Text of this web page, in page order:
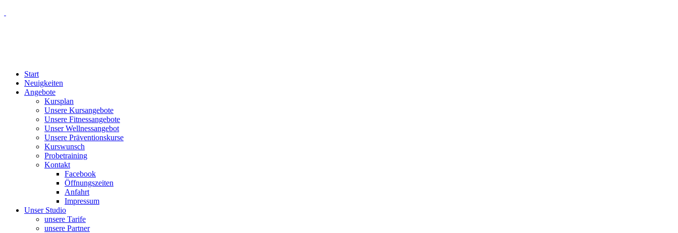
Start
Neuigkeiten
Angebote
Kursplan
Unsere Kursangebote
Unsere Fitnessangebote
Unser Wellnessangebot
Unsere Präventionskurse
Kurswunsch
Probetraining
Kontakt
Facebook
Öffnungszeiten
Anfahrt
Impressum
Unser Studio
unsere Tarife
unsere Partner